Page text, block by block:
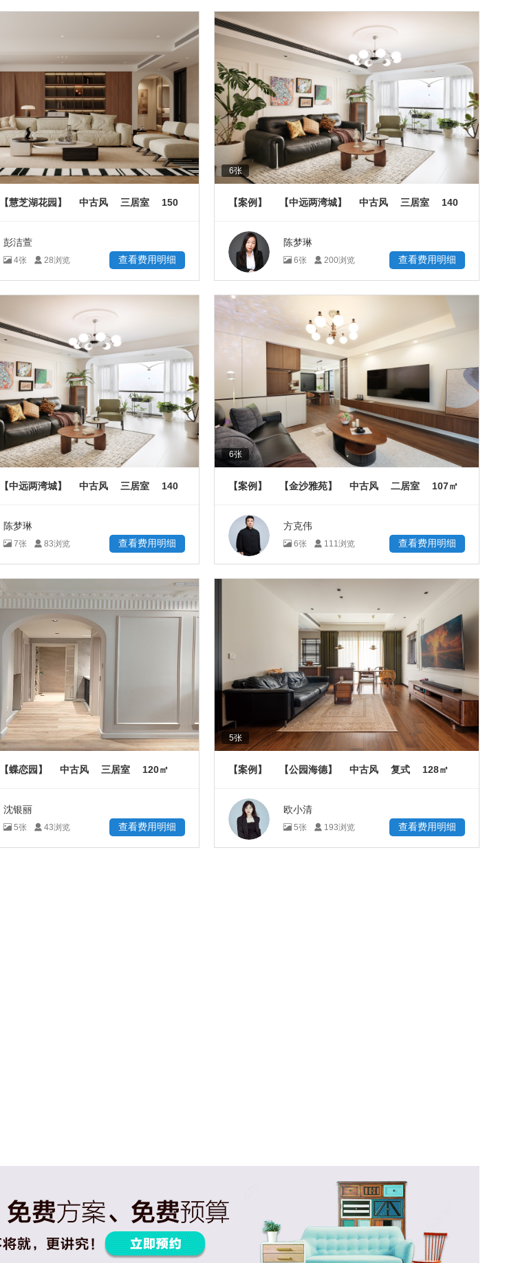
【慧芝湖花园】 中古风 三居室 150
彭洁萱
4张 28浏览 查看费用明细
6张
【案例】 【中远两湾城】 中古风 三居室 140
陈梦琳
6张 200浏览 查看费用明细
【中远两湾城】 中古风 三居室 140
陈梦琳
7张 83浏览 查看费用明细
6张
【案例】 【金沙雅苑】 中古风 二居室 107㎡
方克伟
6张 111浏览 查看费用明细
【蝶恋园】 中古风 三居室 120㎡
沈银丽
5张 43浏览 查看费用明细
5张
【案例】 【公园海德】 中古风 复式 128㎡
欧小清
5张 193浏览 查看费用明细